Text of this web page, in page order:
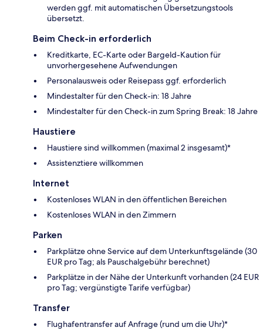
werden ggf. mit automatischen Übersetzungstools
übersetzt.
Beim Check-in erforderlich
Kreditkarte, EC-Karte oder Bargeld-Kaution für
unvorhergesehene Aufwendungen
Personalausweis oder Reisepass ggf. erforderlich
Mindestalter für den Check-in: 18 Jahre
Mindestalter für den Check-in zum Spring Break: 18 Jahre
Haustiere
Haustiere sind willkommen (maximal 2 insgesamt)*
Assistenztiere willkommen
Internet
Kostenloses WLAN in den öffentlichen Bereichen
Kostenloses WLAN in den Zimmern
Parken
Parkplätze ohne Service auf dem Unterkunftsgelände (30
EUR pro Tag; als Pauschalgebühr berechnet)
Parkplätze in der Nähe der Unterkunft vorhanden (24 EUR
pro Tag; vergünstigte Tarife verfügbar)
Transfer
Flughafentransfer auf Anfrage (rund um die Uhr)*